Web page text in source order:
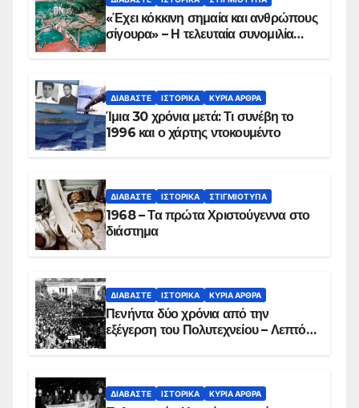
«Έχει κόκκινη σημαία και ανθρώπους
σίγουρα» – Η τελευταία συνομιλία
ΔΙΑΒΆΣΤΕ ΙΣΤΟΡΙΚΆ ΚΥΡΙΑ ΑΡΘΡΑ
Ίμια 30 χρόνια μετά: Τι συνέβη το
1996 και ο χάρτης ντοκουμέντο
ΔΙΑΒΆΣΤΕ ΙΣΤΟΡΙΚΆ ΣΤΙΓΜΙΌΤΥΠΑ
1968 – Τα πρώτα Χριστούγεννα στο
διάστημα
ΔΙΑΒΆΣΤΕ ΙΣΤΟΡΙΚΆ ΚΥΡΙΑ ΑΡΘΡΑ
Πενήντα δύο χρόνια από την
εξέγερση του Πολυτεχνείου – Λεπτό
ΔΙΑΒΆΣΤΕ ΙΣΤΟΡΙΚΆ ΚΥΡΙΑ ΑΡΘΡΑ